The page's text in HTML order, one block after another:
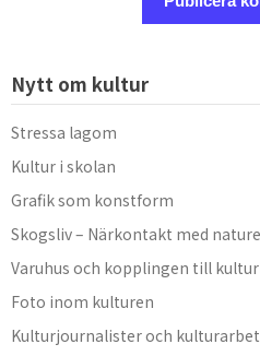
Nytt om kultur
Stressa lagom
Kultur i skolan
Grafik som konstform
Skogsliv – Närkontakt med
Varuhus och kopplingen till
Foto inom kulturen
Kulturjournalister och